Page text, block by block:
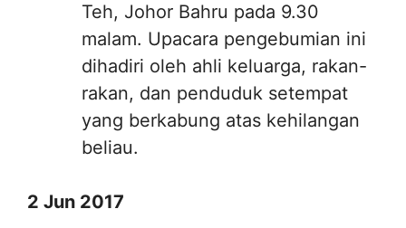
Teh, Johor Bahru pada 9.30
malam. Upacara pengebumian ini
dihadiri oleh ahli keluarga, rakan-
rakan, dan penduduk setempat
yang berkabung atas kehilangan
beliau.
2 Jun 2017